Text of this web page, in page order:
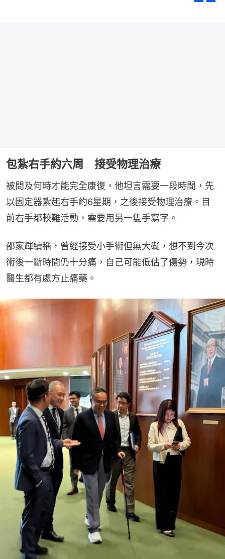
包紮右手約六周 接受物理治療
被問及何時才能完全康復，他坦言需要一段時間，先
以固定器紥起右手約6星期，之後接受物理治療。目
前右手都較難活動，需要用另一隻手寫字。
邵家輝續稱，曾經接受小手術但無大礙，想不到今次
術後一斷時間仍十分痛，自己可能低估了傷勢，現時
醫生都有處方止痛藥。